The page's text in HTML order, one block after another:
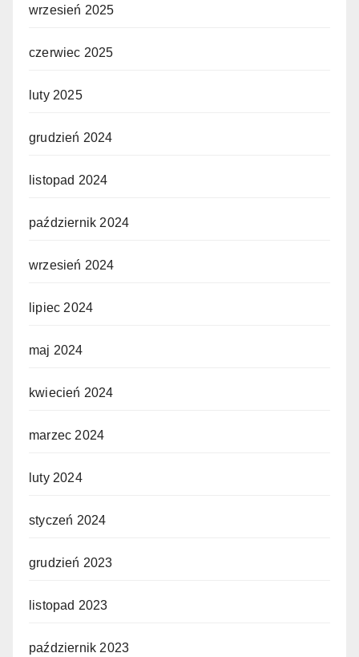
wrzesień 2025
czerwiec 2025
luty 2025
grudzień 2024
listopad 2024
październik 2024
wrzesień 2024
lipiec 2024
maj 2024
kwiecień 2024
marzec 2024
luty 2024
styczeń 2024
grudzień 2023
listopad 2023
październik 2023